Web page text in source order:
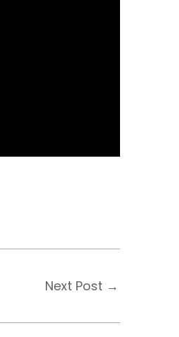
Next Post →